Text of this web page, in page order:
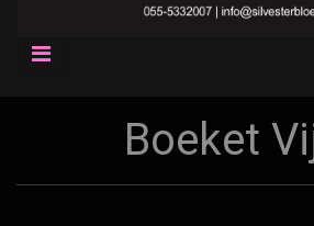
Boeket